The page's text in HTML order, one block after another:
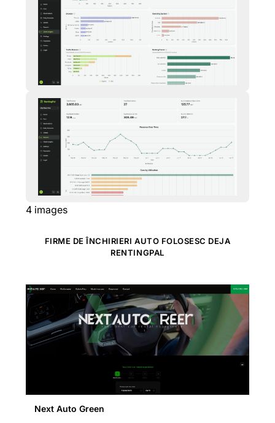
4 images
FIRME DE ÎNCHIRIERI AUTO FOLOSESC DEJA
RENTINGPAL
Next Auto Green